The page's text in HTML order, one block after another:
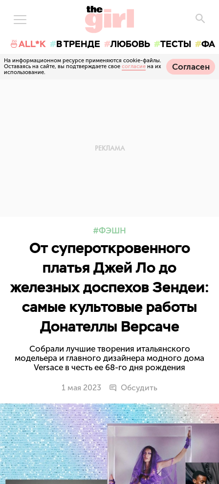
🍜ALL*K В ТРЕНДЕ ЛЮБОВЬ ТЕСТЫ
На информационном ресурсе применяются cookie-файлы.
Оставаясь на сайте, вы подтверждаете свое согласие на их
использование.
Согласен
ФЭШН
От супероткровенного
платья Джей Ло до
железных доспехов Зендеи:
самые культовые работы
Донателлы Версаче
Собрали лучшие творения итальянского
модельера и главного дизайнера модного дома
Versace в честь ее 68-го дня рождения
1 мая 2023 Обсудить